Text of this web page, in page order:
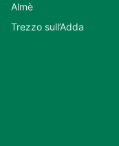
Almè
Trezzo sull’Adda